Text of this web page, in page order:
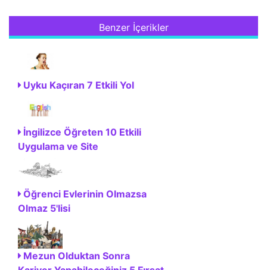
Benzer İçerikler
Uyku Kaçıran 7 Etkili Yol
İngilizce Öğreten 10 Etkili
Uygulama ve Site
Öğrenci Evlerinin Olmazsa
Olmaz 5'lisi
Mezun Olduktan Sonra